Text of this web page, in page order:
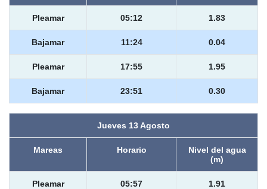
Pleamar 05:12 1.83
Bajamar 11:24 0.04
Pleamar 17:55 1.95
Bajamar 23:51 0.30
Jueves 13 Agosto
Mareas Horario
Nivel del agua
(m)
Pleamar 05:57 1.91